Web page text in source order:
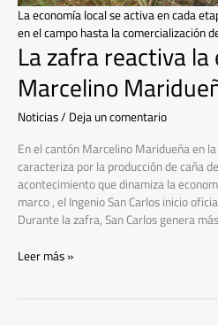
La zafra reactiva
Marcelino
Noticias/Deja un comentario
En el cantón Marcelino Maridueña en
caracteriza por la producción de caña
acontecimiento que dinamiza la
marco , el Ingenio San Carlos inicio
Durante la zafra, San Carlos genera
Leer más »
La economía local se activa en cada
en el campo hasta la comercialización